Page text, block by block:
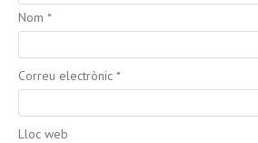
Nom *
Correu electrònic *
Lloc web